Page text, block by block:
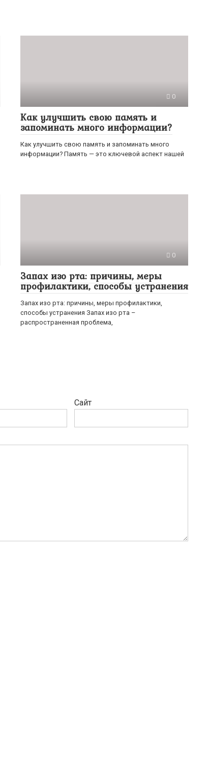
0
Как улучшить свою память и
запоминать много информации?
Как улучшить свою память и запоминать много
информации? Память — это ключевой аспект нашей
0
Запах изо рта: причины, меры
профилактики, способы устранения
Запах изо рта: причины, меры профилактики,
способы устранения Запах изо рта –
распространенная проблема,
Сайт